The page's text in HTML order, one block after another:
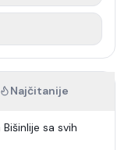
Najčitanije
sa svih